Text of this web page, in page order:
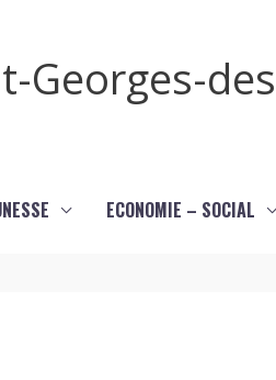
Georges-
ECONOMIE – SOCIAL